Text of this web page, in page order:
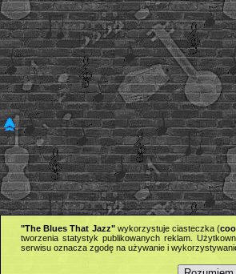
"The Blues That Jazz"wykorzystuje ciasteczka (
tworzenia statystyk publikowanych reklam.
serwisu oznacza zgodę na używanie i